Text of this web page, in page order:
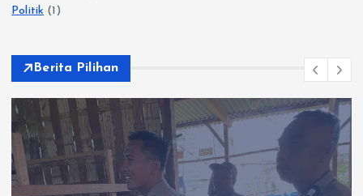
Politik (1)
Berita Pilihan